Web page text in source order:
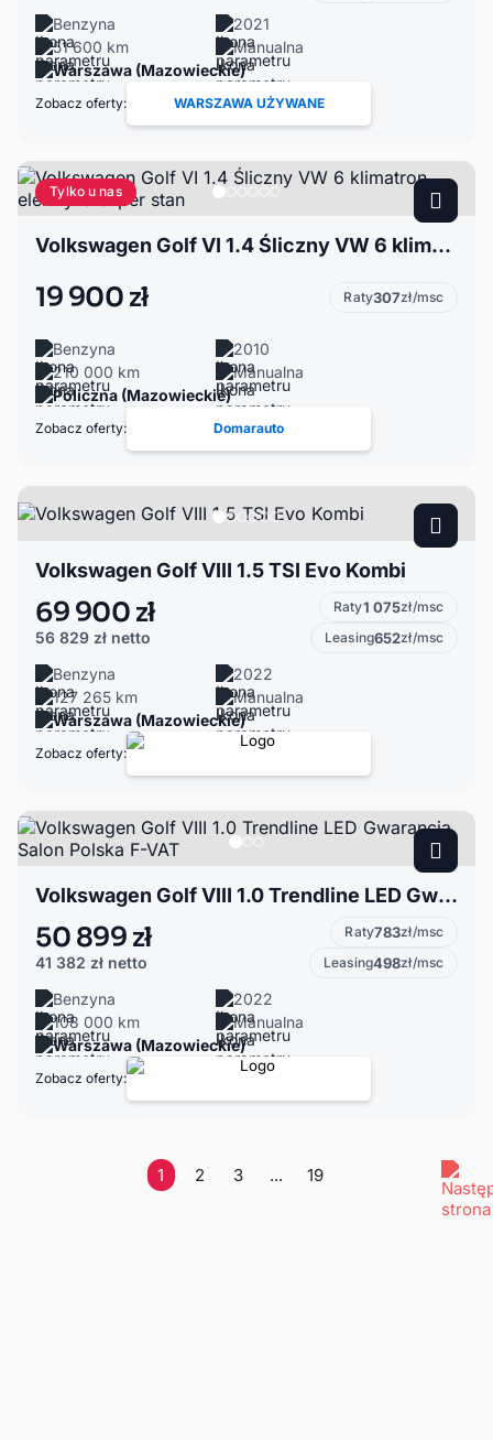
Benzyna
2021
51 600 km
Manualna
Warszawa (Mazowieckie)
Zobacz oferty: WARSZAWA UŻYWANE
Tylko u nas
Volkswagen Golf VI 1.4 Śliczny VW 6 klimatron elektryka super stan
19 900 zł Raty307zł/msc
Benzyna
2010
210 000 km
Manualna
Policzna (Mazowieckie)
Zobacz oferty: Domarauto
Volkswagen Golf VIII 1.5 TSI Evo Kombi
69 900 zł
56 829 zł netto
Raty1 075zł/msc
Leasing652zł/msc
Benzyna
2022
127 265 km
Manualna
Warszawa (Mazowieckie)
Zobacz oferty:
Volkswagen Golf VIII 1.0 Trendline LED Gwarancja Salon Polska F-VAT
50 899 zł
41 382 zł netto
Raty783zł/msc
Leasing498zł/msc
Benzyna
2022
108 000 km
Manualna
Warszawa (Mazowieckie)
Zobacz oferty:
1 2 3 ... 19